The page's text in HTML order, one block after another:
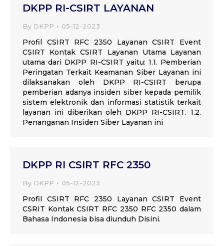
DKPP RI-CSIRT LAYANAN
By DKPP 05-12-2023
Profil CSIRT RFC 2350 Layanan CSIRT Event
CSIRT Kontak CSIRT Layanan Utama Layanan
utama dari DKPP RI-CSIRT yaitu: 1.1. Pemberian
Peringatan Terkait Keamanan Siber Layanan ini
dilaksanakan oleh DKPP RI-CSIRT berupa
pemberian adanya insiden siber kepada pemilik
sistem elektronik dan informasi statistik terkait
layanan ini diberikan oleh DKPP RI-CSIRT. 1.2.
Penanganan Insiden Siber Layanan ini
DKPP RI CSIRT RFC 2350
By DKPP 05-12-2023
Profil CSIRT RFC 2350 Layanan CSIRT Event
CSRIT Kontak CSIRT RFC 2350 RFC 2350 dalam
Bahasa Indonesia bisa diunduh Disini.